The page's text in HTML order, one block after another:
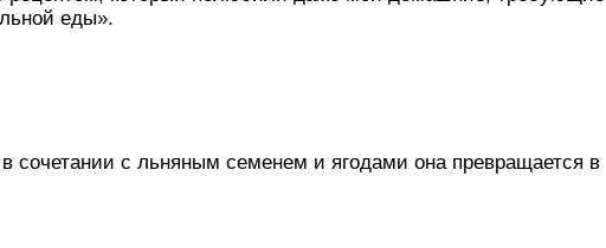
еды».
сочетании с льняным семенем и ягодами она превращается в